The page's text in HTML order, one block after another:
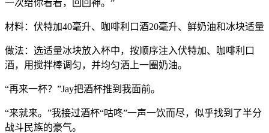
一次给你看看，回回神。”
材料：伏特加40毫升、咖啡利口酒20毫升、鲜奶油和冰块适量
做法：选适量冰块放入杯中，按顺序注入伏特加、咖啡利口
酒，用搅拌棒调匀，并均匀洒上一圈奶油。
“再来一杯？”Jay把酒杯推到我面前。
“来就来。”我接过酒杯“咕咚”一声一饮而尽，似乎找到了半分
战斗民族的豪气。